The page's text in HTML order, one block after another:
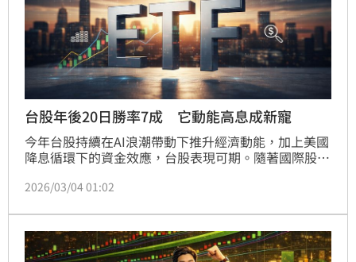
台股年後20日勝率7成 它動能高息成新寵
今年台股持續在AI浪潮帶動下推升經濟動能，加上美國
降息循環下的資金效應，台股表現可期。隨著國際股市
川普的關稅政策無效，觀察年後新基金募集情勢更是火
戰況，其中約有4檔是主動式ETF。國泰投信表示，根
據近十年統計，加權指數在農曆年後機率漲多於跌，封
關日恢復交易後20日保有7成的水準。
2026/03/04 01:02